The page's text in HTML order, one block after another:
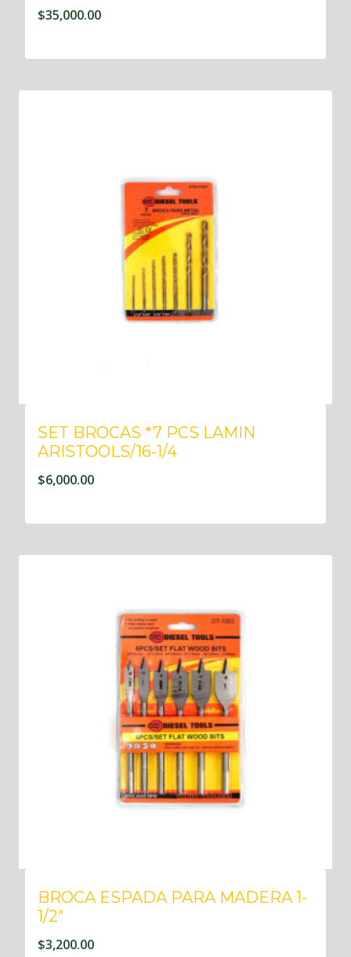
$35,000.00
SET BROCAS *7 PCS LAMIN
ARISTOOLS/16-1/4
$6,000.00
BROCA ESPADA PARA MADERA 1-
1/2″
$3,200.00